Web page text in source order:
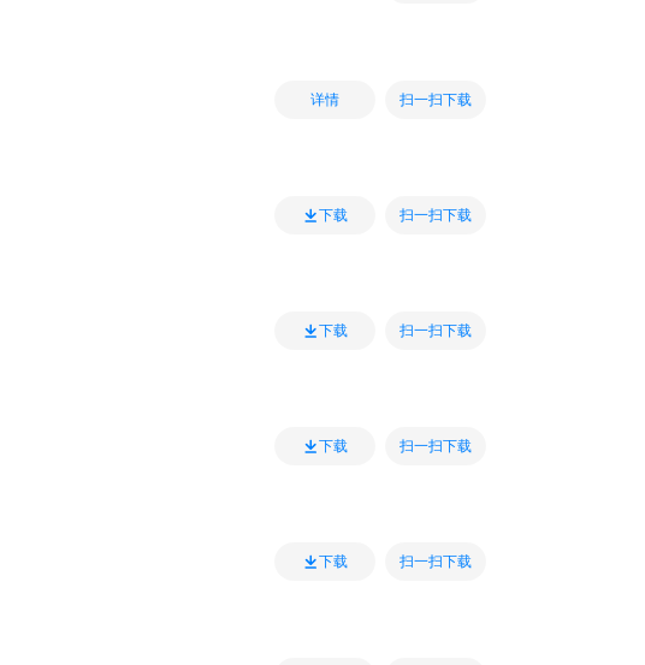
详情 扫一扫下载
下载 扫一扫下载
下载 扫一扫下载
下载 扫一扫下载
下载 扫一扫下载